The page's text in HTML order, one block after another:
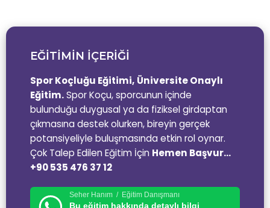
EĞİTİMİN İÇERİĞİ
Spor Koçluğu Eğitimi, Üniversite Onaylı
Eğitim.Spor Koçu, sporcunun içinde
bulunduğu duygusal ya da fiziksel girdaptan
çıkmasına destek olurken, bireyin gerçek
potansiyeliyle buluşmasında etkin rol oynar.
Çok Talep Edilen Eğitim İçin Hemen Başvur…
+90 535 476 37 12
Seher Hanım / Eğitim Danışmanı
Bu eğitim hakkında detaylı bilgi